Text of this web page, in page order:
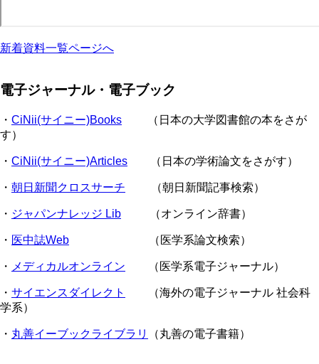
新着資料一覧ページへ
電子ジャーナル・電子ブック
・ CiNii(サイニー)Books （日本の大学図書館の本をさが
す）
・ CiNii(サイニー)Articles （日本の学術論文をさがす）
・ 朝日新聞クロスサーチ （朝日新聞記事検索）
・ ジャパンナレッジ Lib （オンライン辞書）
・ 医中誌Web （医学系論文検索）
・ メディカルオンライン （医学系電子ジャーナル）
・ サイエンスダイレクト
（海外の電子ジャーナル 社会科
学系）
・ 丸善イーブックライブラリ （丸善の電子書籍）